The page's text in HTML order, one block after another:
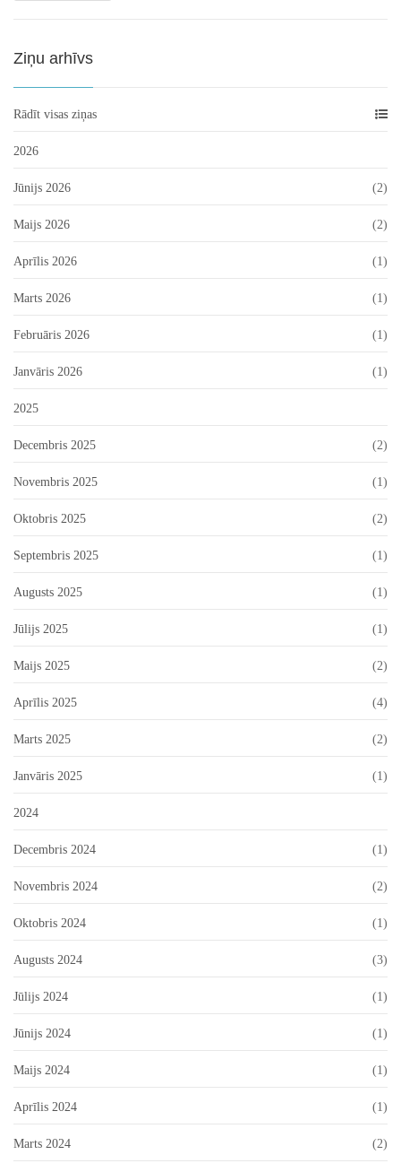
Ziņu arhīvs
Rādīt visas ziņas
2026
Jūnijs 2026 (2)
Maijs 2026 (2)
Aprīlis 2026 (1)
Marts 2026 (1)
Februāris 2026 (1)
Janvāris 2026 (1)
2025
Decembris 2025 (2)
Novembris 2025 (1)
Oktobris 2025 (2)
Septembris 2025 (1)
Augusts 2025 (1)
Jūlijs 2025 (1)
Maijs 2025 (2)
Aprīlis 2025 (4)
Marts 2025 (2)
Janvāris 2025 (1)
2024
Decembris 2024 (1)
Novembris 2024 (2)
Oktobris 2024 (1)
Augusts 2024 (3)
Jūlijs 2024 (1)
Jūnijs 2024 (1)
Maijs 2024 (1)
Aprīlis 2024 (1)
Marts 2024 (2)